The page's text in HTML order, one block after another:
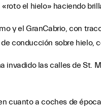
el hielo» haciendo
y el GranCabrio, con
conducción sobre hielo,
invadido las calles de St.
cuanto a coches de